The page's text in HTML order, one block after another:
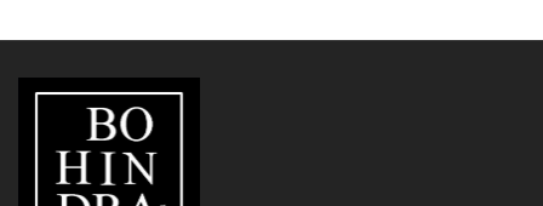
LIBRERÍA
BOHINDRA